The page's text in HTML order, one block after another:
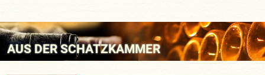
AUS DER SCHATZKAMMER